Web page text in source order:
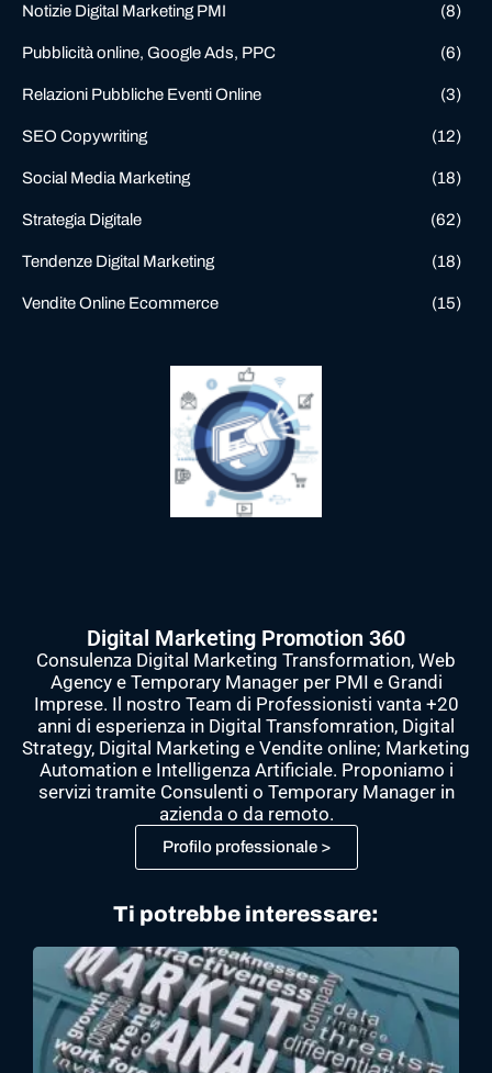
Notizie Digital Marketing PMI (8)
Pubblicità online, Google Ads, PPC (6)
Relazioni Pubbliche Eventi Online (3)
SEO Copywriting (12)
Social Media Marketing (18)
Strategia Digitale (62)
Tendenze Digital Marketing (18)
Vendite Online Ecommerce (15)
Digital Marketing Promotion 360
Consulenza Digital Marketing Transformation, Web
Agency e Temporary Manager per PMI e Grandi
Imprese. Il nostro Team di Professionisti vanta +20
anni di esperienza in Digital Transfomration, Digital
Strategy, Digital Marketing e Vendite online; Marketing
Automation e Intelligenza Artificiale. Proponiamo i
servizi tramite Consulenti o Temporary Manager in
azienda o da remoto.
Profilo professionale >
Ti potrebbe interessare: